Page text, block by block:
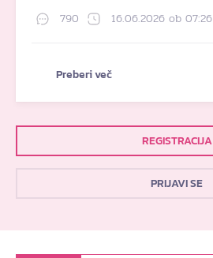
790 16.06.2026 ob 07:26
Preberi več
REGISTRACIJA
PRIJAVI SE